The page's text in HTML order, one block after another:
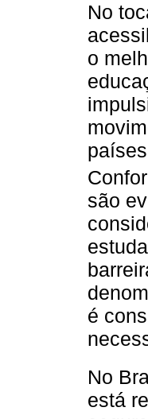
No
o
são
é
No
está